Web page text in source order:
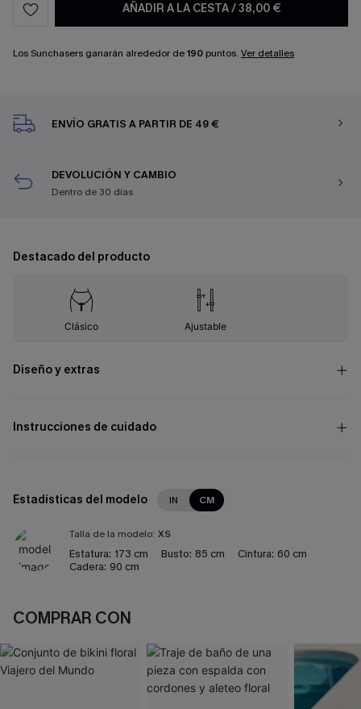
AÑADIR A LA CESTA/38,00 €
Los Sunchasers ganarán alrededor de190 puntos. Ver detalles
ENVÍO GRATIS A PARTIR DE 49 €
DEVOLUCIÓN Y CAMBIO
Dentro de 30 días
Destacado del producto
Clásico Ajustable
Diseño y extras
Instrucciones de cuidado
Estadísticas del modelo IN CM
Talla de la modelo: XS
Estatura: 173 cm Busto: 85 cm Cintura: 60 cm
Cadera: 90 cm
COMPRAR CON